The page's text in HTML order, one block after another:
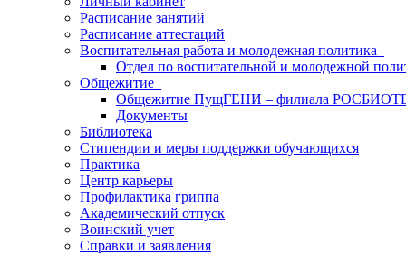
Расписание занятий
Расписание аттестаций
Воспитательная работа и молодежная политика
Отдел по воспитательной и молодежной
Общежитие
Общежитие ПущГЕНИ – филиала
Документы
Библиотека
Стипендии и меры поддержки обучающихся
Практика
Центр карьеры
Профилактика гриппа
Академический отпуск
Воинский учет
Справки и заявления